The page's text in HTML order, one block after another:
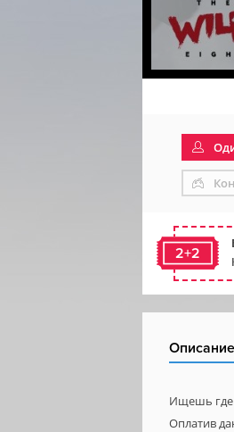
2+2
Описание
Ищешь где
Оплатив